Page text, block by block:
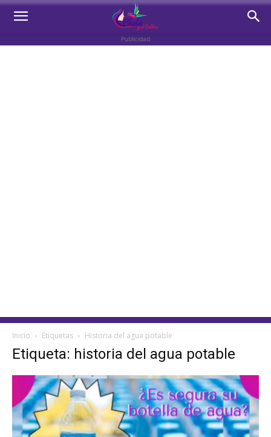
Publicidad
Inicio Etiquetas Historia del agua potable
Etiqueta: historia del agua potable